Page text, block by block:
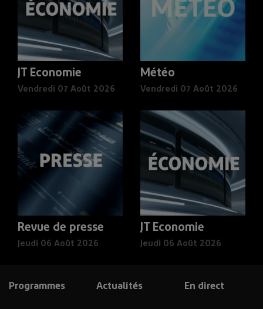
JT Economie
Vendredi 07 Août 2026
Météo
Vendredi 07 Août 2026
Revue de presse
Jeudi 06 Août 2026
JT Economie
Jeudi 06 Août 2026
En direct
Actualités
Programmes